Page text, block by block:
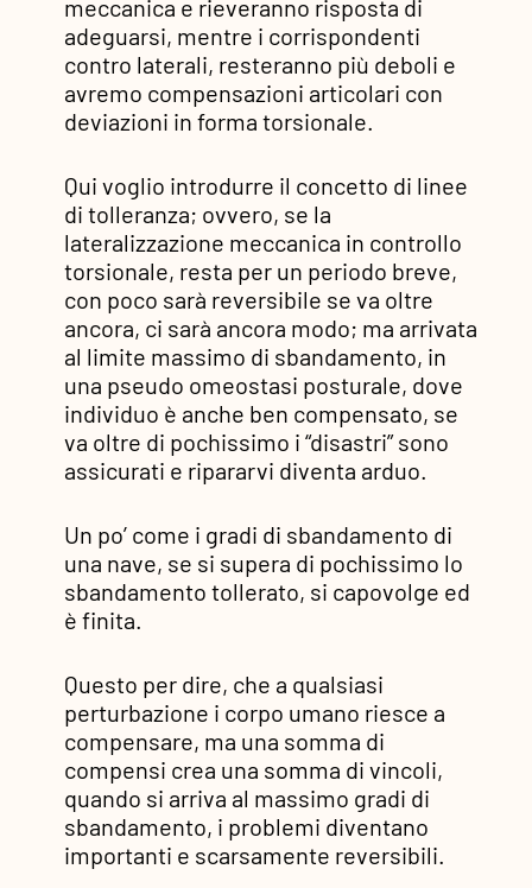
meccanica e rieveranno risposta di
adeguarsi, mentre i corrispondenti
contro laterali, resteranno più deboli e
avremo compensazioni articolari con
deviazioni in forma torsionale.
Qui voglio introdurre il concetto di linee
di tolleranza; ovvero, se la
lateralizzazione meccanica in controllo
torsionale, resta per un periodo breve,
con poco sarà reversibile se va oltre
ancora, ci sarà ancora modo; ma arrivata
al limite massimo di sbandamento, in
una pseudo omeostasi posturale, dove
individuo è anche ben compensato, se
va oltre di pochissimo i “disastri” sono
assicurati e ripararvi diventa arduo.
Un po’ come i gradi di sbandamento di
una nave, se si supera di pochissimo lo
sbandamento tollerato, si capovolge ed
è finita.
Questo per dire, che a qualsiasi
perturbazione i corpo umano riesce a
compensare, ma una somma di
compensi crea una somma di vincoli,
quando si arriva al massimo gradi di
sbandamento, i problemi diventano
importanti e scarsamente reversibili.